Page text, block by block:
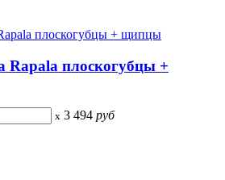
Rapala плоскогубцы +
x 3 494 руб